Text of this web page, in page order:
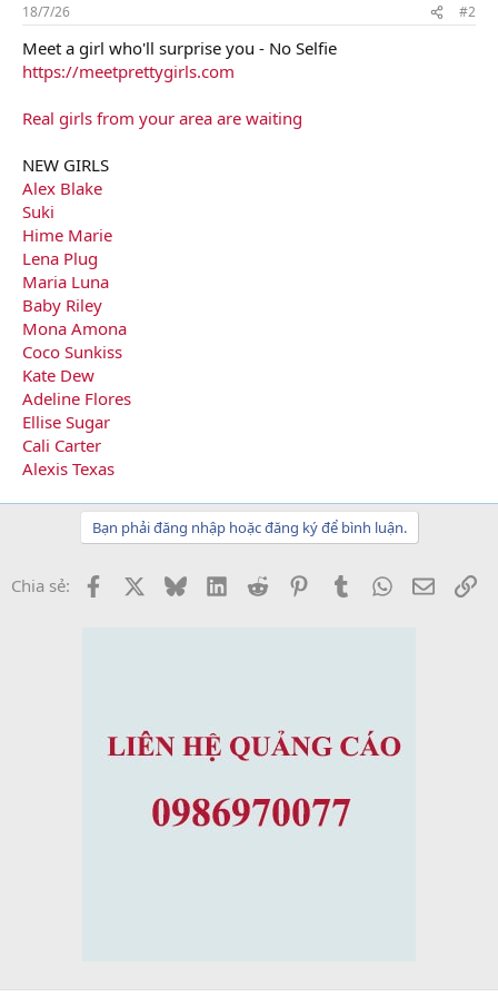
18/7/26 #2
Meet a girl who'll surprise you - No Selfie
https://meetprettygirls.com
Real girls from your area are waiting
NEW GIRLS
Alex Blake
Suki
Hime Marie
Lena Plug
Maria Luna
Baby Riley
Mona Amona
Coco Sunkiss
Kate Dew
Adeline Flores
Ellise Sugar
Cali Carter
Alexis Texas
Bạn phải đăng nhập hoặc đăng ký để bình luận.
Chia sẻ: Facebook BlueskyLinkedInReddit PinterestTumblrWhatsApp
Email